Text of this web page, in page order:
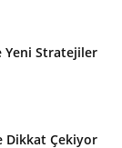
Yeni Stratejiler
Dikkat Çekiyor